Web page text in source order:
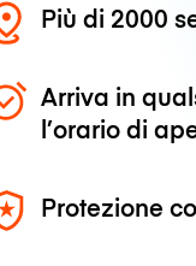
Più di 2000
Arriva in
l’orario di
Protezione